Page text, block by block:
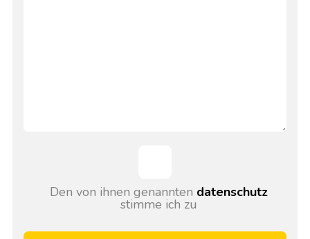
Den von ihnen genannten datenschutz
stimme ich zu